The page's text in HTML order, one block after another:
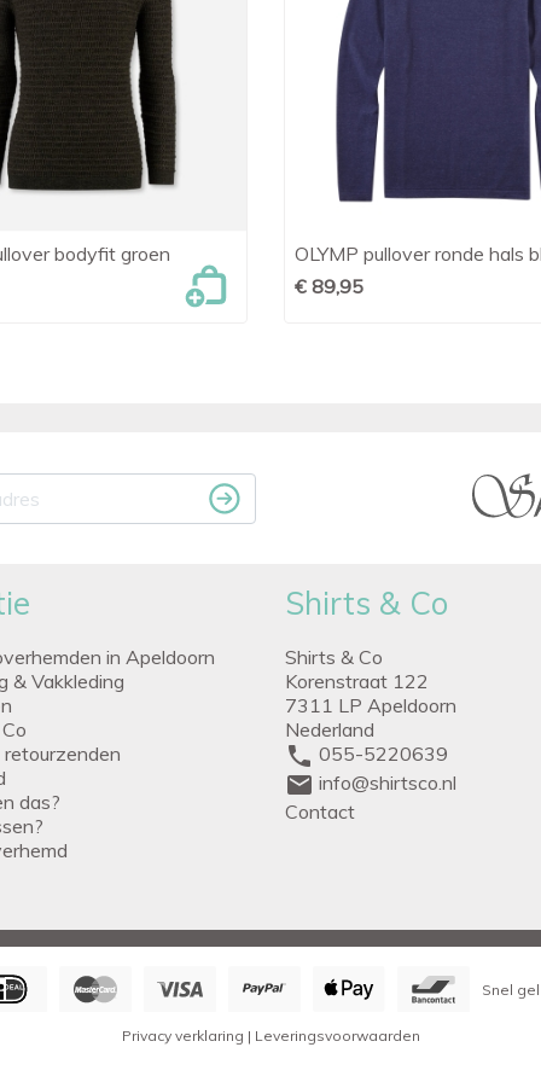
 Snel bekijken
bodyfit groen
 Snel bekijken
OLYMP pullover ronde hals
€ 89,95
in Apeldoorn
& Vakkleding
das?
Shirts & Co
Shirts & Co
Korenstraat 122
7311 LP Apeldoorn
Nederland
phone 055-5220639
mail info@shirtsco.nl
Contact
Snel
Privacy verklaring | Leveringsvoorwaarden